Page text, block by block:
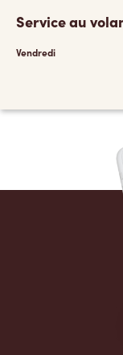
Service au
Vendredi